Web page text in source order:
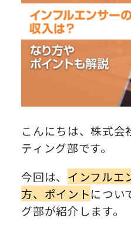
こんにちは、株式会
ティング部です。
今回は、 インフルエ
方、ポイントについ
グ部が紹介します。